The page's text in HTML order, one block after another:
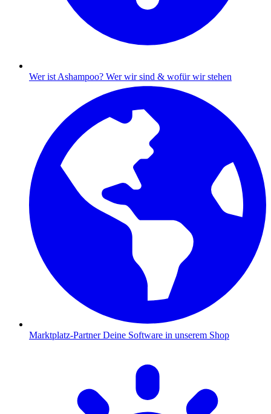
Wer ist Ashampoo? Wer wir sind & wofür wir stehen
Marktplatz-Partner Deine Software in unserem Shop